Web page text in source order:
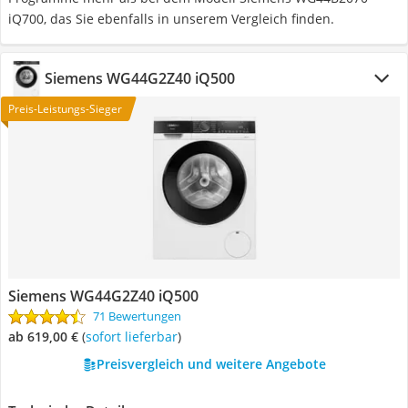
iQ700, das Sie ebenfalls in unserem Vergleich finden.
Siemens WG44G2Z40 iQ500
Preis-Leistungs-Sieger
Siemens WG44G2Z40 iQ500
71 Bewertungen
ab 619,00 € ( Sofort lieferbar)
Preisvergleich und weitere Angebote